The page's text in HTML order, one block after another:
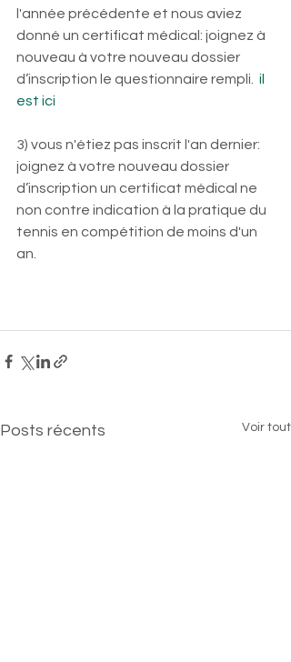
l'année précédente et nous aviez
donné un certificat médical: joignez à
nouveau à votre nouveau dossier
d’inscription le questionnaire rempli.
il
est ici
3) vous n'étiez pas inscrit l'an dernier:
joignez à votre nouveau dossier
d’inscription un certificat médical ne
non contre indication à la pratique du
tennis en compétition de moins d'un
an.
Posts récents Voir tout